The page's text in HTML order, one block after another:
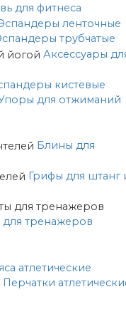
для фитнеса
ленточные
трубчатые
Аксессуары
кистевые
для отжиманий
Блины для
Грифы для штанг
для тренажеров
атлетические
Перчатки